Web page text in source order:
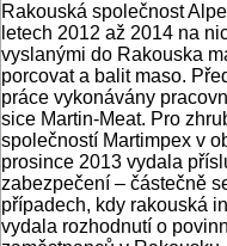
Rakouská společnost
letech 2012 až 2014 na
vyslanými do Rakouska
porcovat a balit maso.
práce vykonávány
sice Martin-Meat. Pro
společností Martimpex v
prosince 2013 vydala
zabezpečení – částečně
případech, kdy rakouská
vydala rozhodnutí o